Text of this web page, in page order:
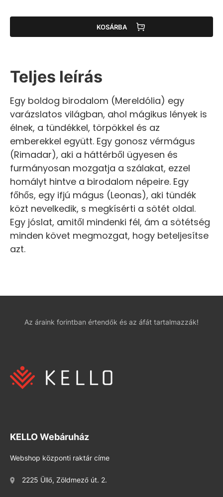
KOSÁRBA
Teljes leírás
Egy boldog birodalom (Mereldólia) egy
varázslatos világban, ahol mágikus lények is
élnek, a tündékkel, törpökkel és az
emberekkel együtt. Egy gonosz vérmágus
(Rimadar), aki a háttérből ügyesen és
furmányosan mozgatja a szálakat, ezzel
homályt hintve a birodalom népeire. Egy
főhős, egy ifjú mágus (Leonas), aki tündék
közt nevelkedik, s megkísérti a sötét oldal.
Egy jóslat, amitől mindenki fél, ám a sötétség
minden követ megmozgat, hogy beteljesítse
azt.
Az áraink forintban értendők és az áfát tartalmazzák!
KELLO Webáruház
Webshop központi raktár címe
2225 Üllő, Zöldmező út. 2.